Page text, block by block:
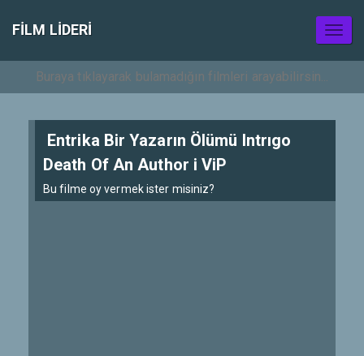
FILM LIDERI
Entrika Bir Yazarın Ölümü Intrıgo
Death Of An Author i ViP
Bu filme oy vermek ister misiniz?